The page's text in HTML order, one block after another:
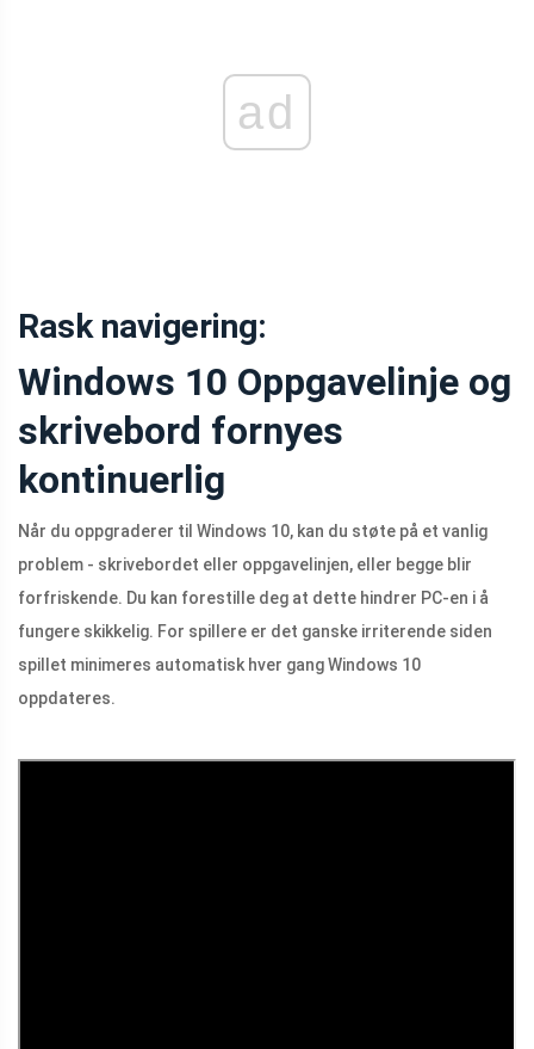
ad
Rask navigering:
Windows 10 Oppgavelinje og
skrivebord fornyes
kontinuerlig
Når du oppgraderer til Windows 10, kan du støte på et vanlig
problem - skrivebordet eller oppgavelinjen, eller begge blir
forfriskende. Du kan forestille deg at dette hindrer PC-en i å
fungere skikkelig. For spillere er det ganske irriterende siden
spillet minimeres automatisk hver gang Windows 10
oppdateres.